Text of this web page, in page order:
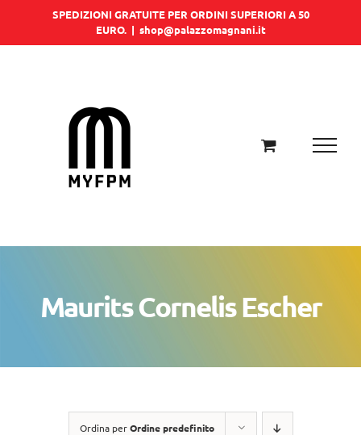
SPEDIZIONI GRATUITE PER ORDINI SUPERIORI A 50
EURO. | shop@palazzomagnani.it
Maurits Cornelis Escher
Ordina perOrdine predefinito